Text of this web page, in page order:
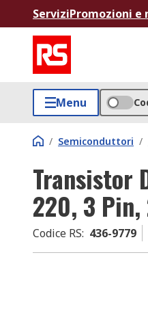
ServiziPromozioni e
Menu
/ Semiconduttori /
Transistor
220, 3 Pin,
Codice RS: 436-9779